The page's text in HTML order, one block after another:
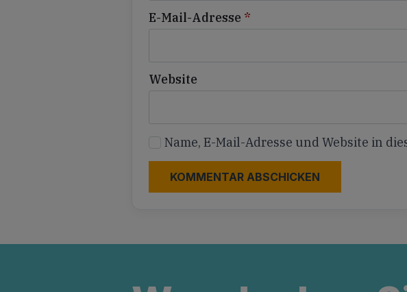
E-Mail-Adresse *
Website
Name, E-Mail-Adresse und Website in